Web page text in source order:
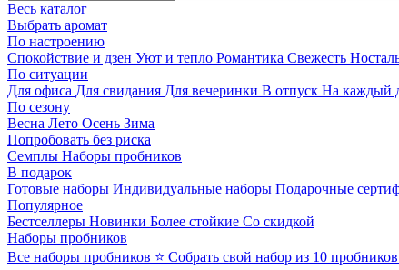
Весь каталог
Выбрать аромат
По настроению
Спокойствие и дзен Уют и тепло Романтика Свежесть
По ситуации
Для офиса Для свидания Для вечеринки В отпуск На каждый
По сезону
Весна Лето Осень Зима
Попробовать без риска
Семплы Наборы пробников
В подарок
Готовые наборы Индивидуальные наборы Подарочные
Популярное
Бестселлеры Новинки Более стойкие Со скидкой
Наборы пробников
Все наборы пробников ⭐ Собрать свой набор из 10 пробников